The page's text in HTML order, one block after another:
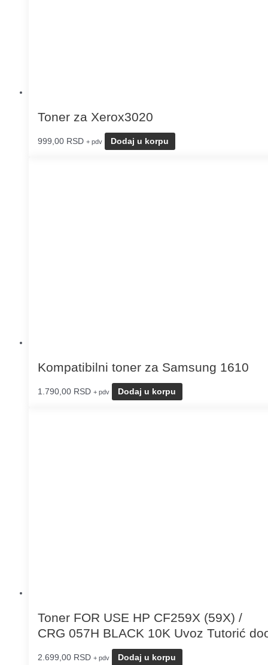
Toner za Xerox3020
999,00 RSD + pdv Dodaj u korpu
Kompatibilni toner za Samsung 1610
1.790,00 RSD + pdv Dodaj u korpu
Toner FOR USE HP CF259X (59X) /
CRG 057H BLACK 10K Uvoz Tutorić
2.699,00 RSD + pdv Dodaj u korpu